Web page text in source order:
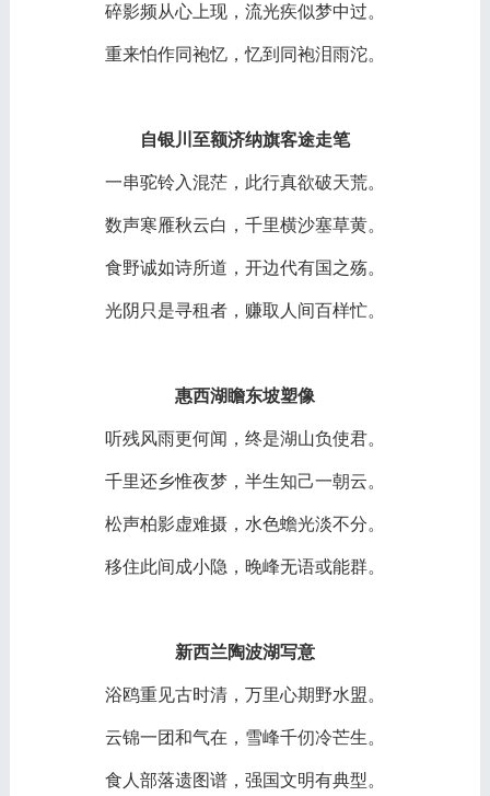
碎影频从心上现，流光疾似梦中过。
重来怕作同袍忆，忆到同袍泪雨沱。
自银川至额济纳旗客途走笔
一串驼铃入混茫，此行真欲破天荒。
数声寒雁秋云白，千里横沙塞草黄。
食野诚如诗所道，开边代有国之殇。
光阴只是寻租者，赚取人间百样忙。
惠西湖瞻东坡塑像
听残风雨更何闻，终是湖山负使君。
千里还乡惟夜梦，半生知己一朝云。
松声柏影虚难摄，水色蟾光淡不分。
移住此间成小隐，晚峰无语或能群。
新西兰陶波湖写意
浴鸥重见古时清，万里心期野水盟。
云锦一团和气在，雪峰千仞冷芒生。
食人部落遗图谱，强国文明有典型。